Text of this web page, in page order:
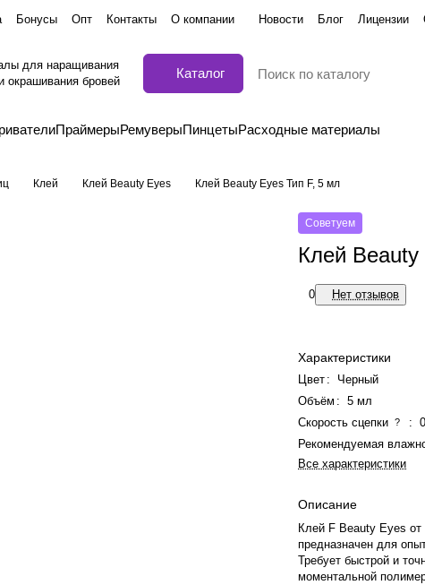
Бонусы Опт Контакты О компании Новости Блог Лицензии
для наращивания
окрашивания бровей
Каталог
ПраймерыРемуверыПинцетыРасходные материалы
Клей Клей Beauty Eyes Клей Beauty Eyes Тип F, 5 мл
Советуем
Клей
0 Нет отзывов
Характеристики
Цвет :
Черный
Объём :
5 мл
Скорость сцепки
? :
Рекомендуемая
Все характеристики
Описание
Клей F Beauty Eyes от
предназначен для
Требует быстрой и
моментальной